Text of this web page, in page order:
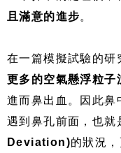
且滿意的進步。
在一篇模擬試驗的研
更多的空氣懸浮粒子
進而鼻出血。因此鼻
遇到鼻孔前面，也就
Deviation)的狀況